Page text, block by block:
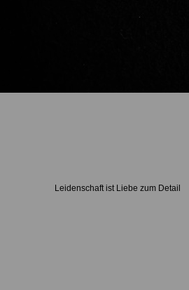
Leidenschaft ist Liebe zum Detail